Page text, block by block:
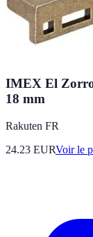
IMEX El Zorro
18 mm
Rakuten FR
24.23 EURVoir le